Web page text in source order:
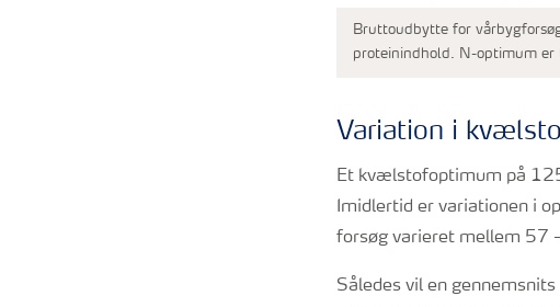
Bruttoudbytte for
proteinindhold. N-optimum
Variation i
Et kvælstofoptimum på
Imidlertid er variationen i
forsøg varieret mellem 57
Således vil en